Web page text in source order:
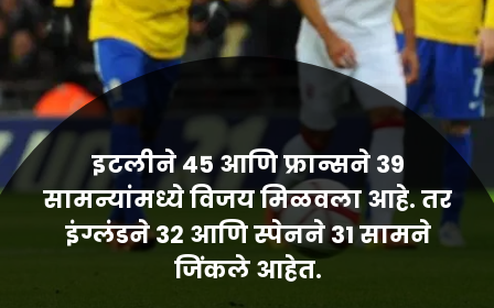
इटलीने 45 आणि फ्रान्सने 39
सामन्यांमध्ये विजय मिळवला आहे. तर
इंग्लंडने 32 आणि स्पेनने 31 सामने
जिंकले आहेत.